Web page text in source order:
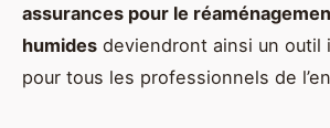
assurances pour le
humides deviendront ainsi un outil
pour tous les professionnels de